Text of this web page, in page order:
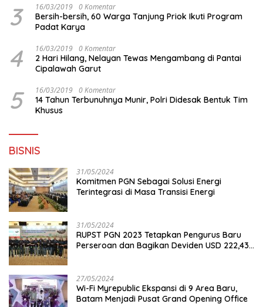
3 16/03/2019 0 Komentar
Bersih-bersih, 60 Warga Tanjung Priok Ikuti Program
Padat Karya
4 16/03/2019 0 Komentar
2 Hari Hilang, Nelayan Tewas Mengambang di Pantai
Cipalawah Garut
5 16/03/2019 0 Komentar
14 Tahun Terbunuhnya Munir, Polri Didesak Bentuk Tim
Khusus
BISNIS
31/05/2024
Komitmen PGN Sebagai Solusi Energi
Terintegrasi di Masa Transisi Energi
31/05/2024
RUPST PGN 2023 Tetapkan Pengurus Baru
Perseroan dan Bagikan Deviden USD 222,43
27/05/2024
Wi-Fi Myrepublic Ekspansi di 9 Area Baru,
Batam Menjadi Pusat Grand Opening Office